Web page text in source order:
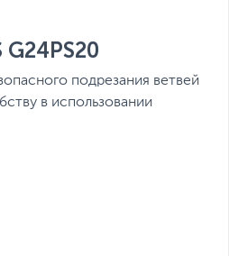
подрезания ветвей
в использовании